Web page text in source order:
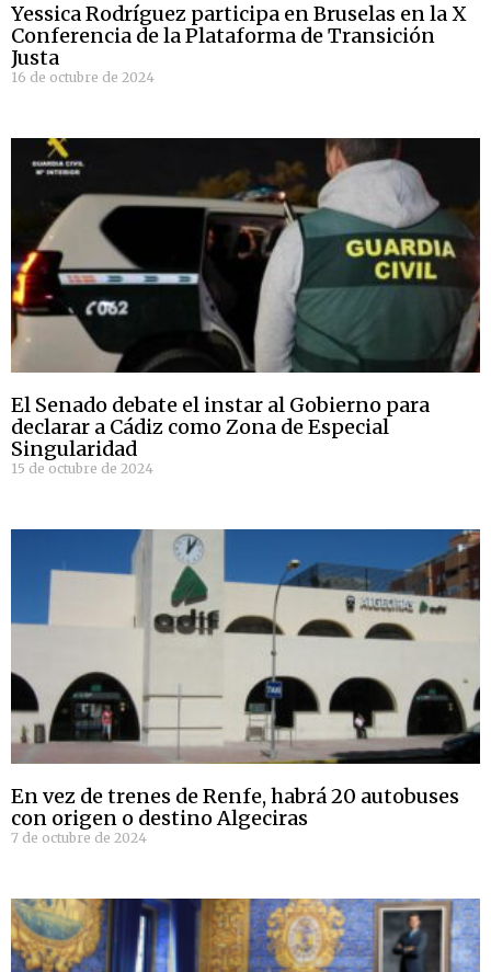
Yessica Rodríguez participa en Bruselas en la X
Conferencia de la Plataforma de Transición
Justa
16 de octubre de 2024
El Senado debate el instar al Gobierno para
declarar a Cádiz como Zona de Especial
Singularidad
15 de octubre de 2024
En vez de trenes de Renfe, habrá 20 autobuses
con origen o destino Algeciras
7 de octubre de 2024